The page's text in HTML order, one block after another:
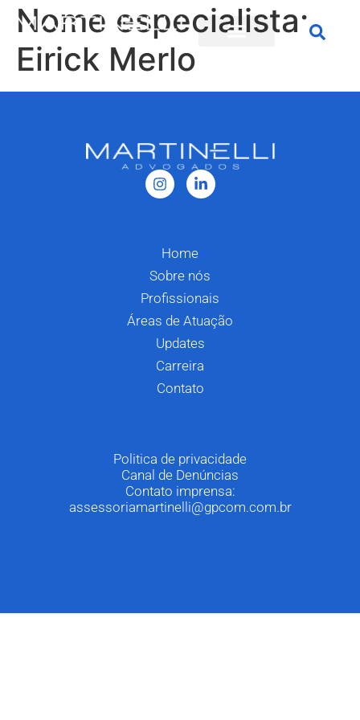
Nome especialista:
Eirick Merlo
Home
Sobre nós
Profissionais
Áreas de Atuação
Updates
Carreira
Contato
Politica de privacidade
Canal de Denúncias
Contato imprensa:
assessoriamartinelli@gpcom.com.br